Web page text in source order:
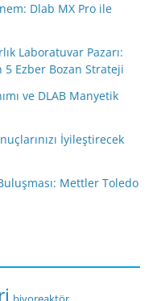
Dlab MX Pro ile
Laboratuvar Pazarı:
5 Ezber Bozan Strateji
ve DLAB Manyetik
İyileştirecek
Mettler Toledo